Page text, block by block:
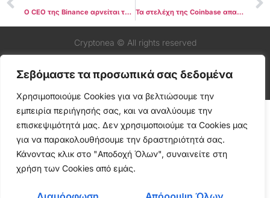
Σεβόμαστε τα προσωπικά σας δεδομένα
Χρησιμοποιούμε Cookies για να βελτιώσουμε την
εμπειρία περιήγησής σας, και να αναλύουμε την
επισκεψιμότητά μας. Δεν χρησιμοποιούμε τα Cookies μας
για να παρακολουθήσουμε την δραστηριότητά σας.
Κάνοντας κλικ στο "Αποδοχή Όλων", συναινείτε στη
χρήση των Cookies από εμάς.
Ο CEO της Binance αρνείται τον πλούτο των $28 δις: “Δεν έχω ούτε κατά διάνοια τόσα πολλά” Τα στελέχη της Coinbase απαντούν αυτοπροσώπως και σε βίντεο στην ειδοποίηση Wells της SEC
Cryptonea © All rights reserved